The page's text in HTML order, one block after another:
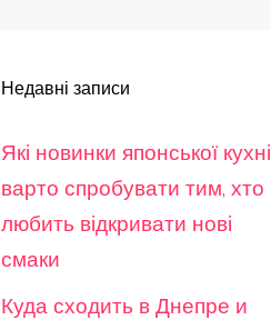
Недавні записи
Які новинки японської кухні
варто спробувати тим, хто
любить відкривати нові
смаки
Куда сходить в Днепре и